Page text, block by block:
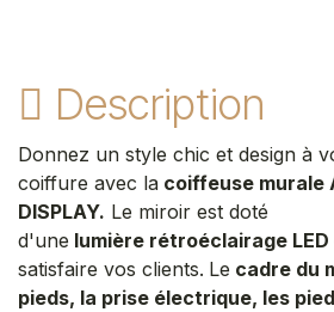
Description
Donnez un style chic et design à
coiffure avec la coiffeuse murale
DISPLAY. Le miroir est doté
d'une lumière rétroéclairage LED
satisfaire vos clients. Le cadre du
pieds, la prise électrique, les